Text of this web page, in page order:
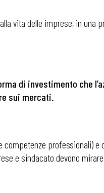
vita delle imprese, in una
di investimento che
sui mercati.
competenze professionali)
e sindacato devono